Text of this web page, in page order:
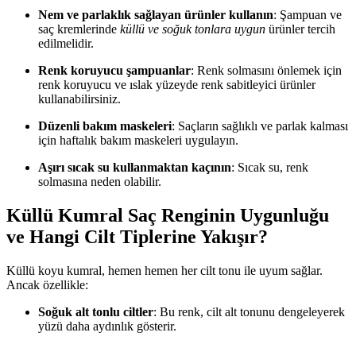
Nem ve parlaklık sağlayan ürünler kullanın: Şampuan ve
saç kremlerinde küllü ve soğuk tonlara uygun ürünler tercih
edilmelidir.
Renk koruyucu şampuanlar: Renk solmasını önlemek için
renk koruyucu ve ıslak yüzeyde renk sabitleyici ürünler
kullanabilirsiniz.
Düzenli bakım maskeleri: Saçların sağlıklı ve parlak kalması
için haftalık bakım maskeleri uygulayın.
Aşırı sıcak su kullanmaktan kaçının: Sıcak su, renk
solmasına neden olabilir.
Küllü Kumral Saç Renginin Uygunluğu
ve Hangi Cilt Tiplerine Yakışır?
Küllü koyu kumral, hemen hemen her cilt tonu ile uyum sağlar.
Ancak özellikle:
Soğuk alt tonlu ciltler: Bu renk, cilt alt tonunu dengeleyerek
yüzü daha aydınlık gösterir.